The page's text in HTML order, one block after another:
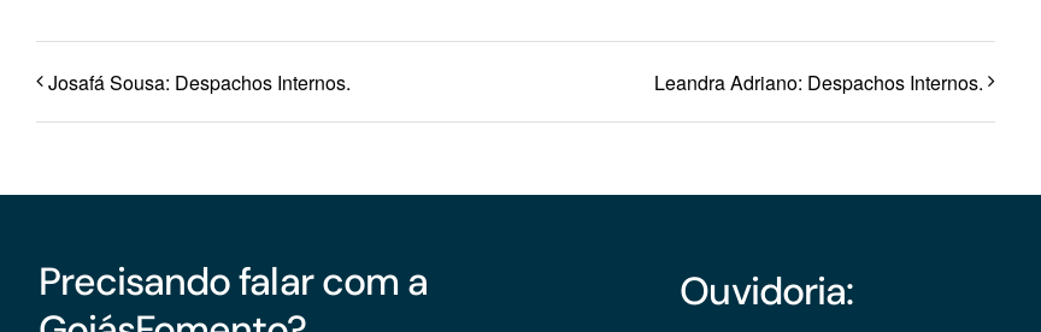
Josafá Sousa: Despachos Internos. Leandra Adriano: Despachos Internos.
Precisando falar com a
Ouvidoria: